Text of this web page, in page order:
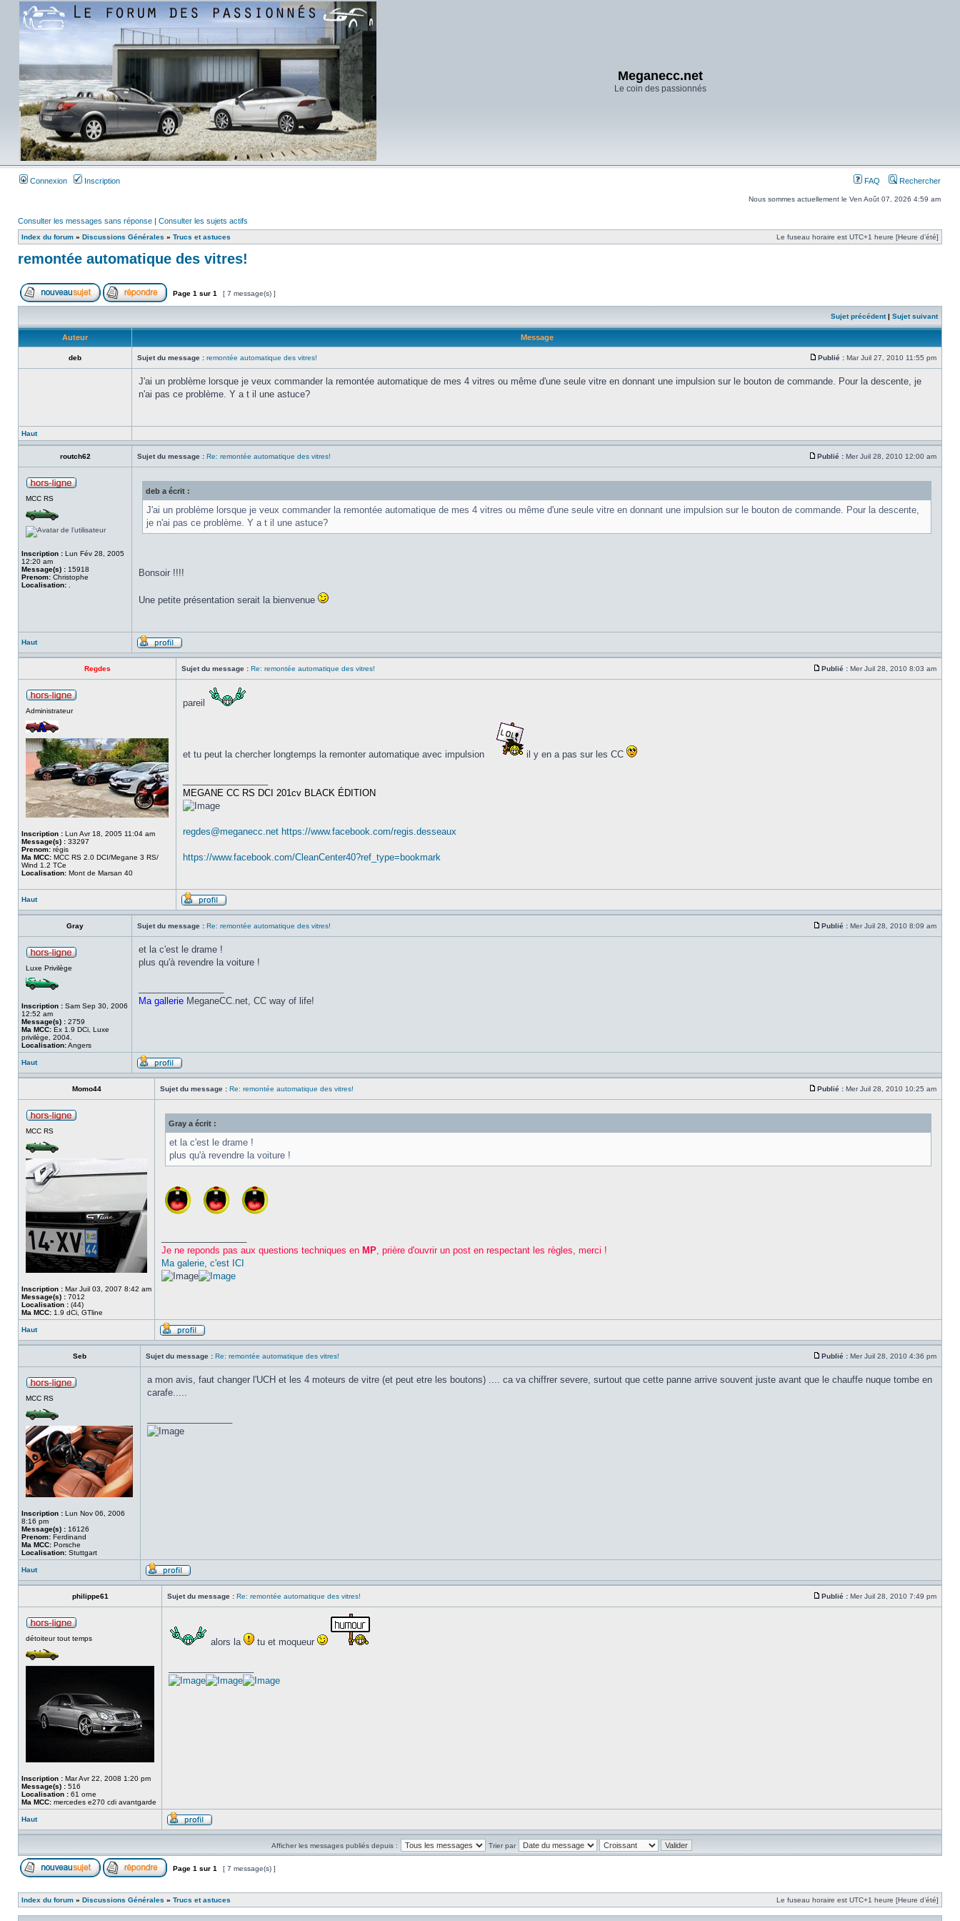
Meganecc.net
Le coin des passionnés
Connexion Inscription FAQ Rechercher
Nous sommes actuellement le Ven Août 07, 2026 4:59 am
Consulter les messages sans réponse | Consulter les sujets actifs
Index du forum » Discussions Générales » Trucs et astuces Le fuseau horaire est UTC+1 heure [Heure d’été]
remontée automatique des vitres!
Page 1 sur 1 [ 7 message(s) ]
Sujet précédent| Sujet suivant
Auteur Message
deb Sujet du message : remontée automatique des vitres! Publié : Mar Juil 27, 2010 11:55 pm
J'ai un problème lorsque je veux commander la remontée automatique de mes 4 vitres ou même d'une seule vitre en donnant une impulsion sur le bouton de commande. Pour la descente, je
n'ai pas ce problème. Y a t il une astuce?
Haut
routch62 Sujet du message : Re: remontée automatique des vitres! Publié : Mer Juil 28, 2010 12:00 am
MCC RS
Inscription : Lun Fév 28, 2005
12:20 am
Message(s) : 15918
Prenom: Christophe
Localisation:
deb a écrit :
J'ai un problème lorsque je veux commander la remontée automatique de mes 4 vitres ou même d'une seule vitre en donnant une impulsion sur le bouton de commande. Pour la descente,
je n'ai pas ce problème. Y a t il une astuce?
Bonsoir !!!!
Une petite présentation serait la bienvenue
Haut
Regdes Sujet du message : Re: remontée automatique des vitres! Publié : Mer Juil 28, 2010 8:03 am
Administrateur
Inscription : Lun Avr 18, 2005 11:04 am
Message(s) : 33297
Prenom: régis
Ma MCC: MCC RS 2.0 DCI/Megane 3 RS/
Wind 1.2 TCe
Localisation: Mont de Marsan 40
pareil
et tu peut la chercher longtemps la remonter automatique avec impulsion il y en a pas sur les CC
MEGANE CC RS DCI 201cv BLACK ÉDITION
regdes@meganecc.net https://www.facebook.com/regis.desseaux
https://www.facebook.com/CleanCenter40?ref_type=bookmark
Haut
Gray Sujet du message : Re: remontée automatique des vitres! Publié : Mer Juil 28, 2010 8:09 am
Luxe Privilège
Inscription : Sam Sep 30, 2006
12:52 am
Message(s) : 2759
Ma MCC: Ex 1.9 DCi, Luxe
privilège, 2004.
Localisation:Angers
et la c'est le drame !
plus qu'à revendre la voiture !
Ma gallerie MeganeCC.net, CC way of life!
Haut
Momo44 Sujet du message : Re: remontée automatique des vitres! Publié : Mer Juil 28, 2010 10:25 am
MCC RS
Inscription : Mar Juil 03, 2007 8:42 am
Message(s) : 7012
Localisation : (44)
Ma MCC: 1.9 dCi, GTline
Gray a écrit :
et la c'est le drame !
plus qu'à revendre la voiture !
Je ne reponds pas aux questions techniques en MP, prière d'ouvrir un post en respectant les règles, merci !
Ma galerie, c'est ICI
Haut
Seb Sujet du message : Re: remontée automatique des vitres! Publié : Mer Juil 28, 2010 4:36 pm
MCC RS
Inscription : Lun Nov 06, 2006
8:16 pm
Message(s) : 16126
Prenom: Ferdinand
Ma MCC: Porsche
Localisation: Stuttgart
a mon avis, faut changer l'UCH et les 4 moteurs de vitre (et peut etre les boutons) .... ca va chiffrer severe, surtout que cette panne arrive souvent juste avant que le chauffe nuque tombe en
carafe.....
Haut
philippe61 Sujet du message : Re: remontée automatique des vitres! Publié : Mer Juil 28, 2010 7:49 pm
détoiteur tout temps
Inscription : Mar Avr 22, 2008 1:20 pm
Message(s) : 516
Localisation : 61 orne
Ma MCC: mercedes e270 cdi avantgarde
alors la tu et moqueur
Haut
Afficher les messages publiés depuis : Trier par
Page 1 sur 1 [ 7 message(s) ]
Index du forum » Discussions Générales » Trucs et astuces Le fuseau horaire est UTC+1 heure [Heure d’été]